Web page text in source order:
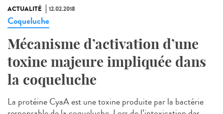
ACTUALITÉ 12.02.2018
Coqueluche
Mécanisme d’activation d’une
toxine majeure impliquée dans
la coqueluche
La protéine CyaA est une toxine produite par la bactérie